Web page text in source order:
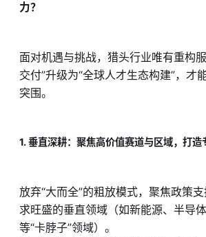
力？
面对机遇与挑战，猎头行业唯有重构
交付”升级为“全球人才生态构建”，才
突围。
1. 垂直深耕：聚焦高价值赛道与区域，打造
放弃“大而全”的粗放模式，聚焦政策
求旺盛的垂直领域（如新能源、半导
等“卡脖子”领域）。